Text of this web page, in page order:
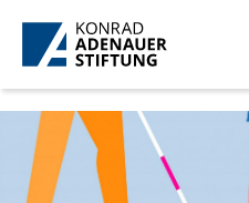
Skip to Main Content